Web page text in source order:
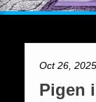
Oct 26, 2025
Pigen